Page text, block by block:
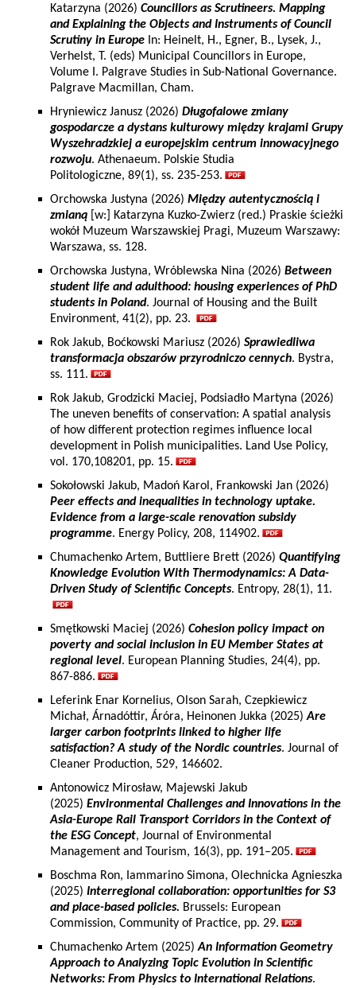
Katarzyna (2026) Councillors as Scrutineers. Mapping
and Explaining the Objects and Instruments of Council
Scrutiny in Europe In: Heinelt, H., Egner, B., Lysek, J.,
Verhelst, T. (eds) Municipal Councillors in Europe,
Volume I. Palgrave Studies in Sub-National Governance.
Palgrave Macmillan, Cham.
Hryniewicz Janusz (2026) Długofalowe zmiany
gospodarcze a dystans kulturowy między krajami Grupy
Wyszehradzkiej a europejskim centrum innowacyjnego
rozwoju. Athenaeum. Polskie Studia
Politologiczne, 89(1), ss. 235-253.
Orchowska Justyna (2026) Między autentycznością i
zmianą [w:] Katarzyna Kuzko-Zwierz (red.) Praskie ścieżki
wokół Muzeum Warszawskiej Pragi, Muzeum Warszawy:
Warszawa, ss. 128.
Orchowska Justyna, Wróblewska Nina (2026) Between
student life and adulthood: housing experiences of PhD
students in Poland. Journal of Housing and the Built
Environment, 41(2), pp. 23.
Rok Jakub, Boćkowski Mariusz (2026) Sprawiedliwa
transformacja obszarów przyrodniczo cennych. Bystra,
ss. 111.
Rok Jakub, Grodzicki Maciej, Podsiadło Martyna (2026)
The uneven benefits of conservation: A spatial analysis
of how different protection regimes influence local
development in Polish municipalities. Land Use Policy,
vol. 170,108201, pp. 15.
Sokołowski Jakub, Madoń Karol, Frankowski Jan (2026)
Peer effects and inequalities in technology uptake.
Evidence from a large-scale renovation subsidy
programme. Energy Policy, 208, 114902.
Chumachenko Artem, Buttliere Brett (2026) Quantifying
Knowledge Evolution With Thermodynamics: A Data-
Driven Study of Scientific Concepts. Entropy, 28(1), 11.
Smętkowski Maciej (2026) Cohesion policy impact on
poverty and social inclusion in EU Member States at
regional level. European Planning Studies, 24(4), pp.
867-886.
Leferink Enar Kornelius, Olson Sarah, Czepkiewicz
Michał, Árnadóttir, Áróra, Heinonen Jukka (2025)Are
larger carbon footprints linked to higher life
satisfaction? A study of the Nordic countries. Journal of
Cleaner Production, 529, 146602.
Antonowicz Mirosław, Majewski Jakub
(2025) Environmental Challenges and Innovations in the
Asia-Europe Rail Transport Corridors in the Context of
the ESG Concept, Journal of Environmental
Management and Tourism, 16(3), pp. 191–205.
Boschma Ron, Iammarino Simona, Olechnicka Agnieszka
(2025) Interregional collaboration: opportunities for S3
and place-based policies. Brussels: European
Commission, Community of Practice, pp. 29.
Chumachenko Artem (2025)An Information Geometry
Approach to Analyzing Topic Evolution in Scientific
Networks: From Physics to International Relations.